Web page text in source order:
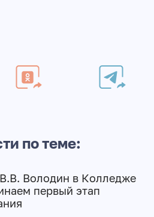
по теме:
В.В. Володин в Колледже
первый этап